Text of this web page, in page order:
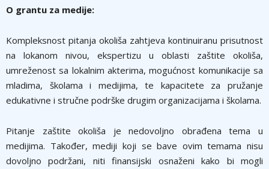
O grantu za medije:
Kompleksnost pitanja okoliša zahtjeva kontinuiranu prisutnost
na lokanom nivou, ekspertizu u oblasti zaštite okoliša,
umreženost sa lokalnim akterima, mogućnost komunikacije sa
mladima, školama i medijima, te kapacitete za pružanje
edukativne i stručne podrške drugim organizacijama i školama.
Pitanje zaštite okoliša je nedovoljno obrađena tema u
medijima. Također, mediji koji se bave ovim temama nisu
dovoljno podržani, niti finansijski osnaženi kako bi mogli